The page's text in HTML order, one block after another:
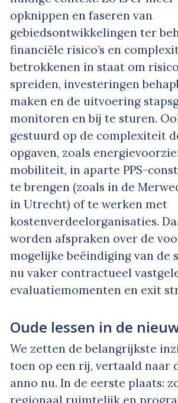
opknippen en faseren van
gebiedsontwikkelingen ter
financiële risico’s en
betrokkenen in staat om
spreiden, investeringen
maken en de uitvoering
monitoren en bij te sturen.
gestuurd op de complexiteit
opgaven, zoals
mobiliteit, in aparte PPS-
te brengen (zoals in de
in Utrecht) of te werken met
kostenverdeelorganisaties.
worden afspraken over de
mogelijke beëindiging van de
nu vaker contractueel
evaluatiemomenten en exit
Oude lessen in de
We zetten de belangrijkste
toen op een rij, vertaald naar
anno nu. In de eerste plaats:
regionaal ruimtelijk en